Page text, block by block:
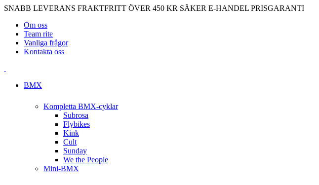
SNABB LEVERANS FRAKTFRITT ÖVER 450 KR SÄKER E-HANDEL PRISGARANTI
Om oss
Team rite
Vanliga frågor
Kontakta oss
BMX
Kompletta BMX-cyklar
Subrosa
Flybikes
Kink
Cult
Sunday
We the People
Mini-BMX